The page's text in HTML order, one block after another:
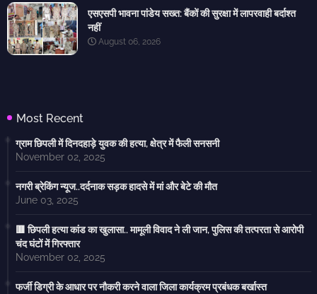
एसएसपी भावना पांडेय सख्त: बैंकों की सुरक्षा में लापरवाही बर्दाश्त
नहीं
August 06, 2026
Most Recent
ग्राम छिपली में दिनदहाड़े युवक की हत्या, क्षेत्र में फैली सनसनी
November 02, 2025
नगरी ब्रेकिंग न्यूज..दर्दनाक सड़क हादसे में मां और बेटे की मौत
June 03, 2025
🟥 छिपली हत्या कांड का खुलासा.. मामूली विवाद ने ली जान, पुलिस की तत्परता से आरोपी
चंद घंटों में गिरफ्तार
November 02, 2025
फर्जी डिग्री के आधार पर नौकरी करने वाला जिला कार्यक्रम प्रबंधक बर्खास्त